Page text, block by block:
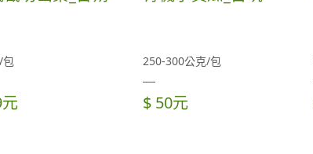
包 250-300公克/包
$ 50元